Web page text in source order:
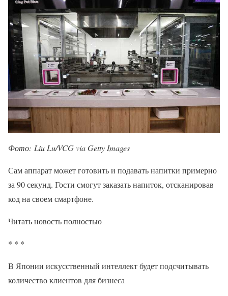
Фото: Liu Lu/VCG via Getty Images
Сам аппарат может готовить и подавать напитки примерно
за 90 секунд. Гости смогут заказать напиток, отсканировав
код на своем смартфоне.
Читать новость полностью
* * *
В Японии искусственный интеллект будет подсчитывать
количество клиентов для бизнеса